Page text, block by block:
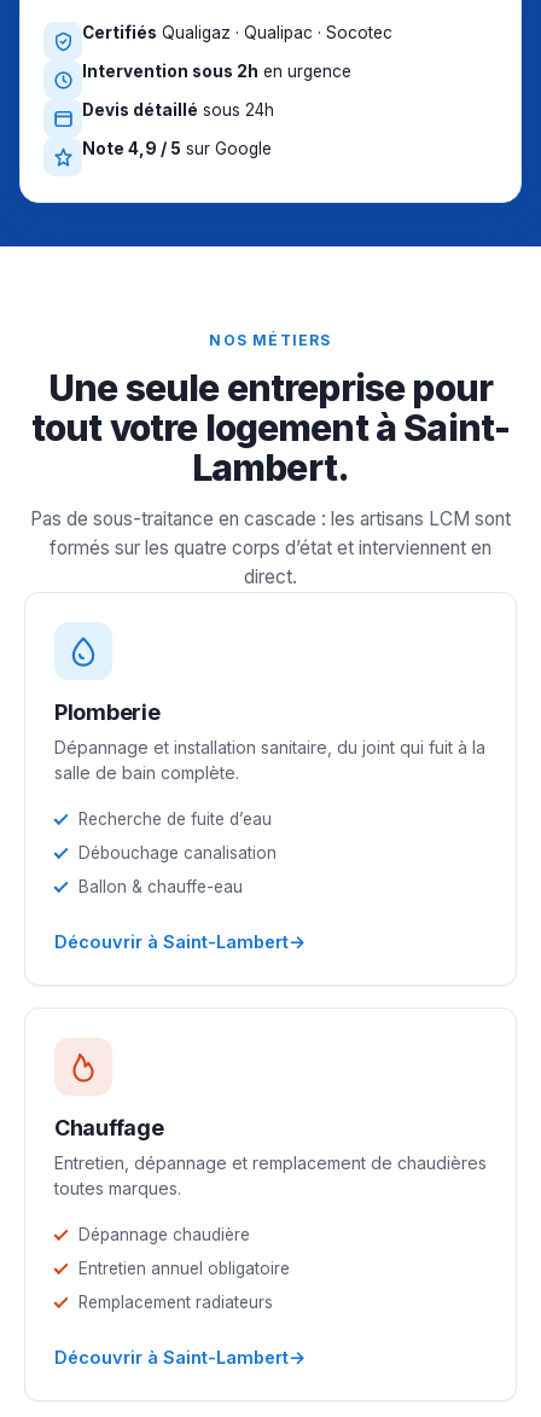
Certifiés Qualigaz · Qualipac · Socotec
Intervention sous 2h en urgence
Devis détaillé sous 24h
Note 4,9 / 5 sur Google
NOS MÉTIERS
Une seule entreprise pour
tout votre logement à Saint-
Lambert.
Pas de sous-traitance en cascade : les artisans LCM sont
formés sur les quatre corps d’état et interviennent en
direct.
Plomberie
Dépannage et installation sanitaire, du joint qui fuit à la
salle de bain complète.
Recherche de fuite d’eau
Débouchage canalisation
Ballon & chauffe-eau
Découvrir à Saint-Lambert→
Chauffage
Entretien, dépannage et remplacement de chaudières
toutes marques.
Dépannage chaudière
Entretien annuel obligatoire
Remplacement radiateurs
Découvrir à Saint-Lambert→